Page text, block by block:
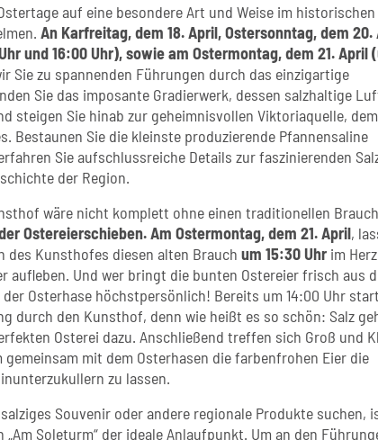
auf eine besondere Art und Weise im historischen
An Karfreitag, dem 18. April, Ostersonntag, dem 20.
und 16:00 Uhr), sowie am Ostermontag, dem 21. April
Sie zu spannenden Führungen durch das einzigartige
Sie das imposante Gradierwerk, dessen salzhaltige
steigen Sie hinab zur geheimnisvollen Viktoriaquelle, dem
Bestaunen Sie die kleinste produzierende Pfannensaline
Sie aufschlussreiche Details zur faszinierenden
der Region.
wäre nicht komplett ohne einen traditionellen
Ostereierschieben. Am Ostermontag, dem 21. April,
des Kunsthofes diesen alten Brauch um 15:30 Uhrim
aufleben. Und wer bringt die bunten Ostereier frisch aus
Osterhase höchstpersönlich! Bereits um 14:00 Uhr
durch den Kunsthof, denn wie heißt es so schön: Salz
Osterei dazu. Anschließend treffen sich Groß und
gemeinsam mit dem Osterhasen die farbenfrohen Eier die
zu lassen.
Souvenir oder andere regionale Produkte suchen,
Soleturm“ der ideale Anlaufpunkt. Um an den